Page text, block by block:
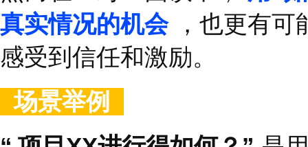
建议>>>
虽然我们都认为，唯有
的工人同样能够制造出